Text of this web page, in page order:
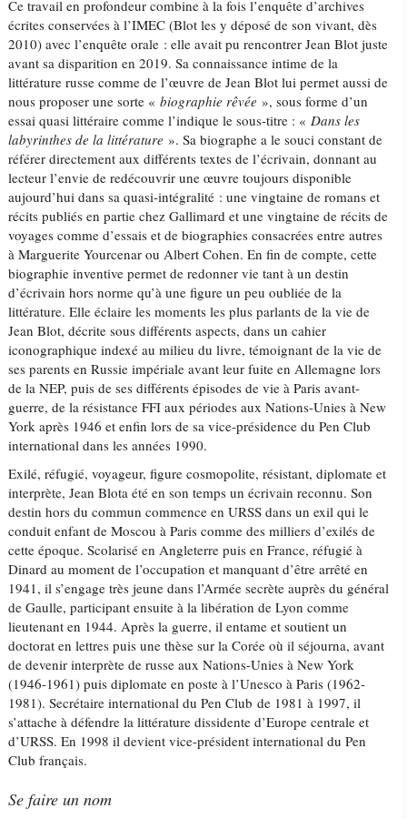
Ce travail en profondeur combine à la fois l’enquête d’archives
écrites conservées à l’IMEC (Blot les y déposé de son vivant, dès
2010) avec l’enquête orale : elle avait pu rencontrer Jean Blot juste
avant sa disparition en 2019. Sa connaissance intime de la
littérature russe comme de l’œuvre de Jean Blot lui permet aussi de
nous proposer une sorte «biographie rêvée », sous forme d’un
essai quasi littéraire comme l’indique le sous-titre : «Dans les
labyrinthes de la littérature ». Sa biographe a le souci constant de
référer directement aux différents textes de l’écrivain, donnant au
lecteur l’envie de redécouvrir une œuvre toujours disponible
aujourd’hui dans sa quasi-intégralité : une vingtaine de romans et
récits publiés en partie chez Gallimard et une vingtaine de récits de
voyages comme d’essais et de biographies consacrées entre autres
à Marguerite Yourcenar ou Albert Cohen. En fin de compte, cette
biographie inventive permet de redonner vie tant à un destin
d’écrivain hors norme qu’à une figure un peu oubliée de la
littérature. Elle éclaire les moments les plus parlants de la vie de
Jean Blot, décrite sous différents aspects, dans un cahier
iconographique indexé au milieu du livre, témoignant de la vie de
ses parents en Russie impériale avant leur fuite en Allemagne lors
de la NEP, puis de ses différents épisodes de vie à Paris avant-
guerre, de la résistance FFI aux périodes aux Nations-Unies à New
York après 1946 et enfin lors de sa vice-présidence du Pen Club
international dans les années 1990.
Exilé, réfugié, voyageur, figure cosmopolite, résistant, diplomate et
interprète, Jean Blota été en son temps un écrivain reconnu. Son
destin hors du commun commence en URSS dans un exil qui le
conduit enfant de Moscou à Paris comme des milliers d’exilés de
cette époque. Scolarisé en Angleterre puis en France, réfugié à
Dinard au moment de l’occupation et manquant d’être arrêté en
1941, il s’engage très jeune dans l’Armée secrète auprès du général
de Gaulle, participant ensuite à la libération de Lyon comme
lieutenant en 1944. Après la guerre, il entame et soutient un
doctorat en lettres puis une thèse sur la Corée où il séjourna, avant
de devenir interprète de russe aux Nations-Unies à New York
(1946-1961) puis diplomate en poste à l’Unesco à Paris (1962-
1981). Secrétaire international du Pen Club de 1981 à 1997, il
s’attache à défendre la littérature dissidente d’Europe centrale et
d’URSS. En 1998 il devient vice-président international du Pen
Club français.
Se faire un nom